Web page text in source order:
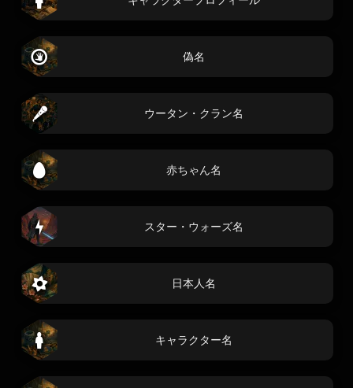
偽名
ウータン・クラン名
赤ちゃん名
スター・ウォーズ名
日本人名
キャラクター名